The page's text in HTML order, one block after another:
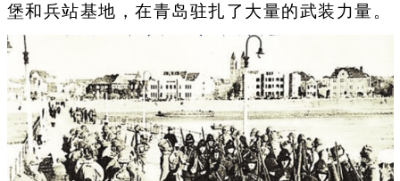
堡和兵站基地，在青岛驻扎了大量的武装力量。